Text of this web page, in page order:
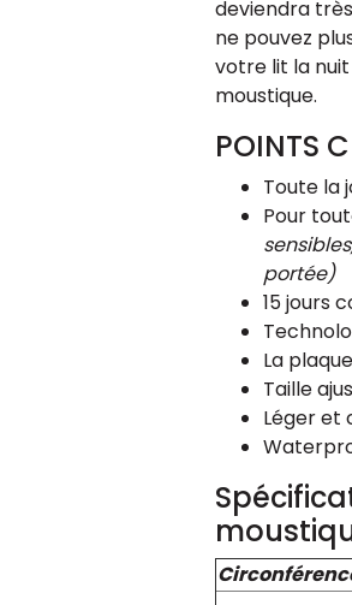
deviendra
ne pouvez
votre lit la
moustique.
POINTS
Toute la
Pour
portée)
15 jours
La
Taille
Léger et